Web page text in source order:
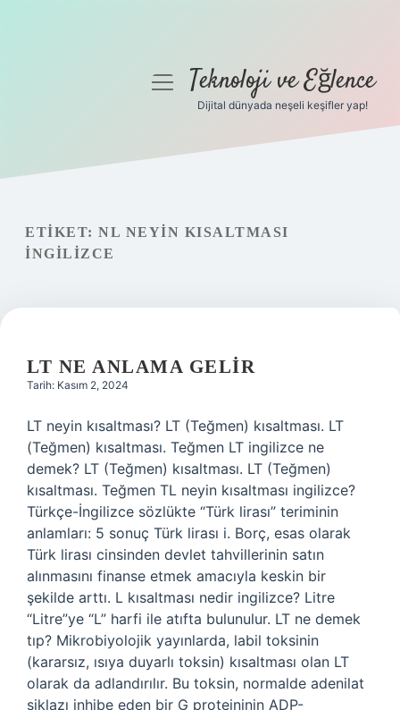
Gizlilik Politikası
Hakkımızda
menüyüTeknoloji ve Eğlence
Dijital dünyada neşeli keşifler yap!
ETIKET: NL NEYIN KISALTMASI
INGILIZCE
LT NE ANLAMA GELIR
Tarih: Kasım 2, 2024
LT neyin kısaltması? LT (Teğmen) kısaltması. LT
(Teğmen) kısaltması. Teğmen LT ingilizce ne
demek? LT (Teğmen) kısaltması. LT (Teğmen)
kısaltması. Teğmen TL neyin kısaltması ingilizce?
Türkçe-İngilizce sözlükte “Türk lirası” teriminin
anlamları: 5 sonuç Türk lirası i. Borç, esas olarak
Türk lirası cinsinden devlet tahvillerinin satın
alınmasını finanse etmek amacıyla keskin bir
şekilde arttı. L kısaltması nedir ingilizce? Litre
“Litre”ye “L” harfi ile atıfta bulunulur. LT ne demek
tıp? Mikrobiyolojik yayınlarda, labil toksinin
(kararsız, ısıya duyarlı toksin) kısaltması olan LT
olarak da adlandırılır. Bu toksin, normalde adenilat
siklazı inhibe eden bir G proteininin ADP-